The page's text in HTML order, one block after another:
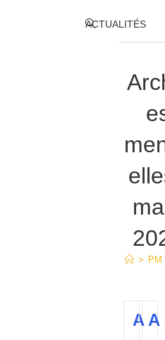
ACTUALITÉS
Toggle
> PM
A A